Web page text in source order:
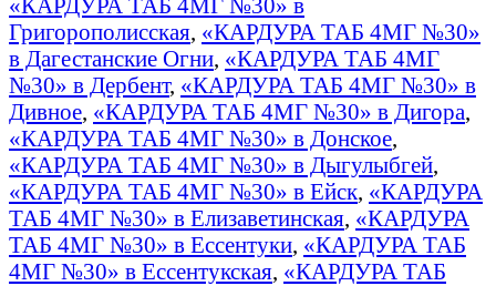
Григорополисская, «КАРДУРА ТАБ 4МГ №30»
в Дагестанские Огни, «КАРДУРА ТАБ 4МГ
№30» в Дербент, «КАРДУРА ТАБ 4МГ №30» в
Дивное, «КАРДУРА ТАБ 4МГ №30» в Дигора,
«КАРДУРА ТАБ 4МГ №30» в Донское,
«КАРДУРА ТАБ 4МГ №30» в Дыгулыбгей,
«КАРДУРА ТАБ 4МГ №30» в Ейск, «КАРДУРА
ТАБ 4МГ №30» в Елизаветинская, «КАРДУРА
ТАБ 4МГ №30» в Ессентуки, «КАРДУРА ТАБ
4МГ №30» в Ессентукская, «КАРДУРА ТАБ